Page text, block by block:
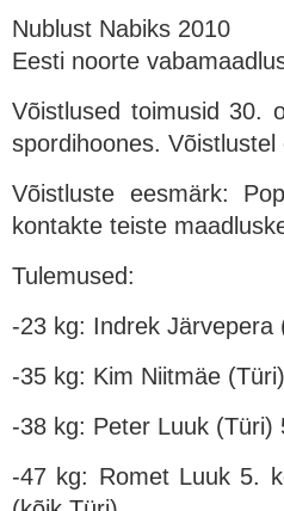
Nublust Nabiks 2010
Eesti noorte
Võistlused toimusid 30.
spordihoones.
Võistluste eesmärk:
kontakte teiste
Tulemused:
-23 kg: Indrek Järvepera
-35 kg: Kim Niitmäe
-38 kg: Peter Luuk (Türi)
-47 kg: Romet Luuk 5.